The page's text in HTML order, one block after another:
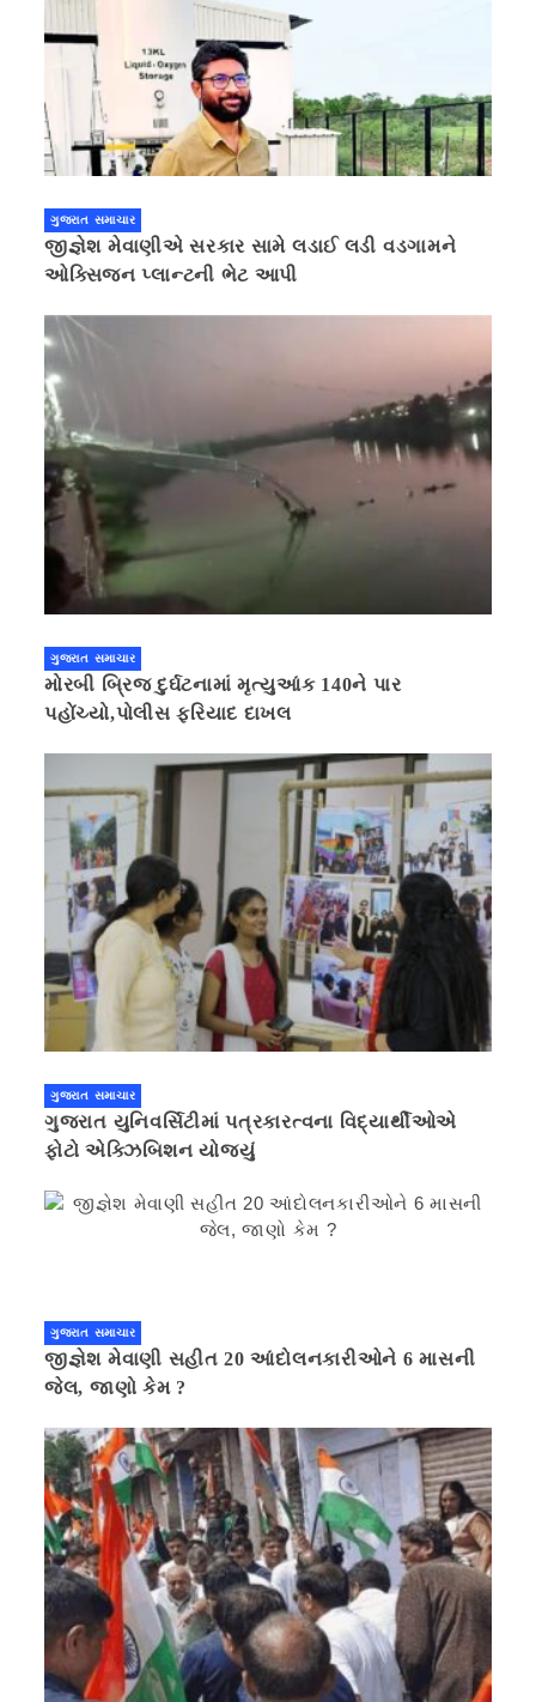
ગુજરાત સમાચાર
જીજ્ઞેશ મેવાણીએ સરકાર સામે લડાઈ લડી વડગામને
ઓક્સિજન પ્લાન્ટની ભેટ આપી
ગુજરાત સમાચાર
મોરબી બ્રિજ દુર્ઘટનામાં મૃત્યુઆંક 140ને પાર
પહોંચ્યો,પોલીસ ફરિયાદ દાખલ
ગુજરાત સમાચાર
ગુજરાત યુનિવર્સિટીમાં પત્રકારત્વના વિદ્યાર્થીઓએ
ફોટો એક્ઝિબિશન યોજ્યું
ગુજરાત સમાચાર
જીજ્ઞેશ મેવાણી સહીત 20 આંદોલનકારીઓને 6 માસની
જેલ, જાણો કેમ ?